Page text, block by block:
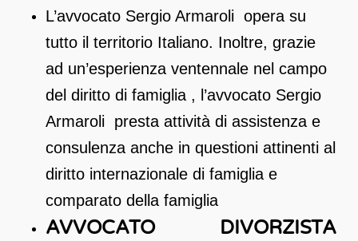
L’avvocato Sergio Armaroli opera su
tutto il territorio Italiano. Inoltre, grazie
ad un’esperienza ventennale nel campo
del diritto di famiglia , l’avvocato Sergio
Armaroli presta attività di assistenza e
consulenza anche in questioni attinenti al
diritto internazionale di famiglia e
comparato della famiglia
AVVOCATO DIVORZISTA